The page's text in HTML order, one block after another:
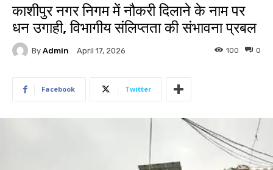
काशीपुर नगर निगम में नौकरी दिलाने के नाम पर
धन उगाही, विभागीय संलिप्तता की संभावना प्रबल
By Admin April 17, 2026 0
100
Facebook Twitter